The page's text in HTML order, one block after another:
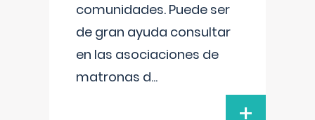
comunidades. Puede ser
de gran ayuda consultar
en las asociaciones de
matronas d...